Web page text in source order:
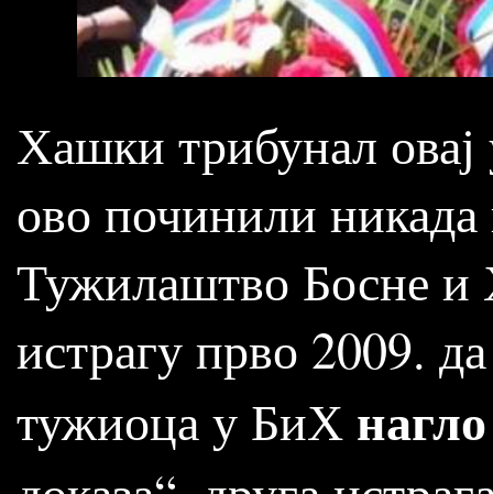
Хашки трибунал овај
ово починили никада
Тужилаштво Босне и
истрагу прво 2009.
тужиоца у БиХ